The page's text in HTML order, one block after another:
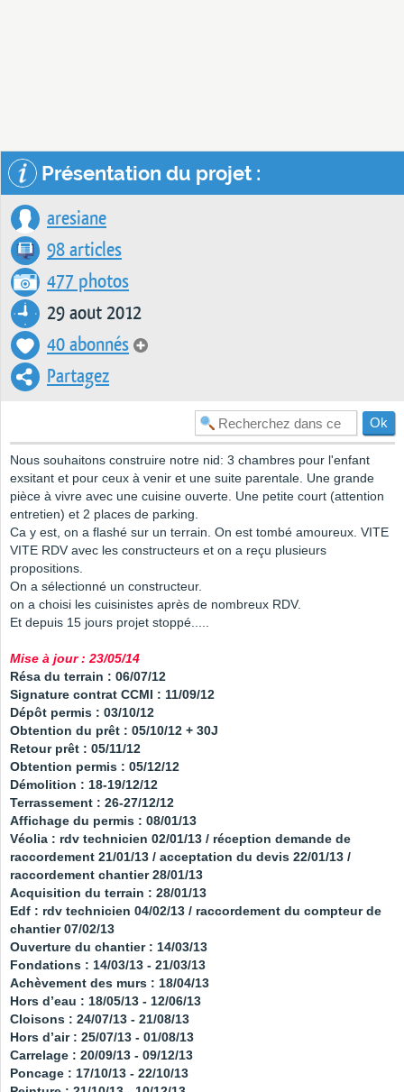
Présentation du projet :
aresiane
98 articles
477 photos
29 aout 2012
40 abonnés
Partagez
Nous souhaitons construire notre nid: 3 chambres pour l'enfant
exsitant et pour ceux à venir et une suite parentale. Une grande
pièce à vivre avec une cuisine ouverte. Une petite court (attention
entretien) et 2 places de parking.
Ca y est, on a flashé sur un terrain. On est tombé amoureux. VITE
VITE RDV avec les constructeurs et on a reçu plusieurs
propositions.
On a sélectionné un constructeur.
on a choisi les cuisinistes après de nombreux RDV.
Et depuis 15 jours projet stoppé.....
Mise à jour : 23/05/14
Résa du terrain : 06/07/12
Signature contrat CCMI : 11/09/12
Dépôt permis : 03/10/12
Obtention du prêt : 05/10/12 + 30J
Retour prêt : 05/11/12
Obtention permis : 05/12/12
Démolition : 18-19/12/12
Terrassement : 26-27/12/12
Affichage du permis : 08/01/13
Véolia : rdv technicien 02/01/13 / réception demande de
raccordement 21/01/13 / acceptation du devis 22/01/13 /
raccordement chantier 28/01/13
Acquisition du terrain : 28/01/13
Edf : rdv technicien 04/02/13 / raccordement du compteur de
chantier 07/02/13
Ouverture du chantier : 14/03/13
Fondations : 14/03/13 - 21/03/13
Achèvement des murs : 18/04/13
Hors d’eau : 18/05/13 - 12/06/13
Cloisons : 24/07/13 - 21/08/13
Hors d’air : 25/07/13 - 01/08/13
Carrelage : 20/09/13 - 09/12/13
Poncage : 17/10/13 - 22/10/13